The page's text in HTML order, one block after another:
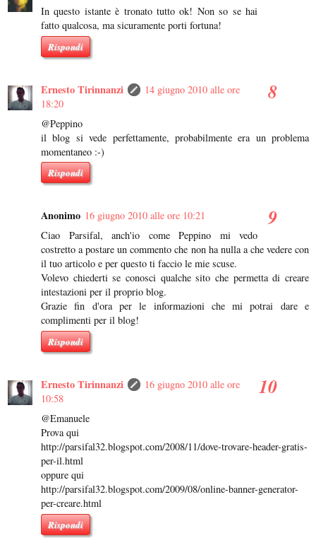
In questo istante è tronato tutto ok! Non so se hai
fatto qualcosa, ma sicuramente porti fortuna!
Rispondi
Ernesto Tirinnanzi
14 giugno 2010 alle ore
18:20
@Peppino
il blog si vede perfettamente, probabilmente era un problema
momentaneo :-)
Rispondi
Anonimo 16 giugno 2010 alle ore 10:21
Ciao Parsifal, anch'io come Peppino mi vedo
costretto a postare un commento che non ha nulla a che vedere con
il tuo articolo e per questo ti faccio le mie scuse.
Volevo chiederti se conosci qualche sito che permetta di creare
intestazioni per il proprio blog.
Grazie fin d'ora per le informazioni che mi potrai dare e
complimenti per il blog!
Rispondi
Ernesto Tirinnanzi
16 giugno 2010 alle ore
10:58
@Emanuele
Prova qui
http://parsifal32.blogspot.com/2008/11/dove-trovare-header-gratis-
per-il.html
oppure qui
http://parsifal32.blogspot.com/2009/08/online-banner-generator-
per-creare.html
Rispondi